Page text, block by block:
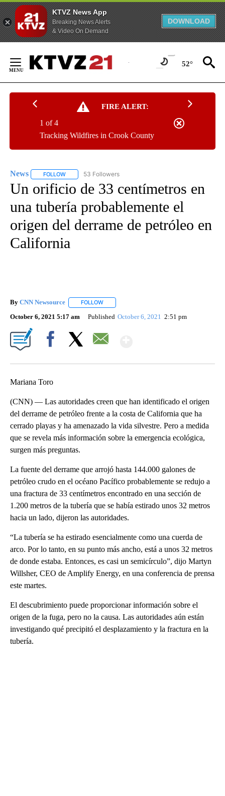
KTVZ News App
Breaking News Alerts
& Video On Demand
DOWNLOAD
Content
52°
FIRE ALERT:
Tracking Wildfires in Crook County
1 of 4
News FOLLOW FOLLOW "NEWS" TO RECEIVE NOTIFICATIONS ABOUT
53 Followers
Un orificio de 33 centímetros en
una tubería probablemente el
origen del derrame de petróleo en
California
By CNN Newsource FOLLOW
October 6, 2021 5:17 am Published October 6, 2021 2:51 pm
Mariana Toro
(CNN) — Las autoridades creen que han identificado el origen
del derrame de petróleo frente a la costa de California que ha
cerrado playas y ha amenazado la vida silvestre. Pero a medida
que se revela más información sobre la emergencia ecológica,
surgen más preguntas.
La fuente del derrame que arrojó hasta 144.000 galones de
petróleo crudo en el océano Pacífico probablemente se redujo a
una fractura de 33 centímetros encontrado en una sección de
1.200 metros de la tubería que se había estirado unos 32 metros
hacia un lado, dijeron las autoridades.
“La tubería se ha estirado esencialmente como una cuerda de
arco. Por lo tanto, en su punto más ancho, está a unos 32 metros
de donde estaba. Entonces, es casi un semicírculo”, dijo Martyn
Willsher, CEO de Amplify Energy, en una conferencia de prensa
este martes.
El descubrimiento puede proporcionar información sobre el
origen de la fuga, pero no la causa. Las autoridades aún están
investigando qué precipitó el desplazamiento y la fractura en la
tubería.